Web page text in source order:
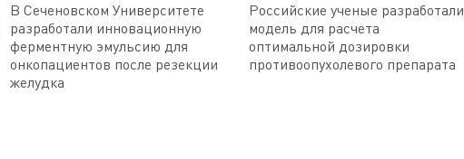
В Сеченовском Университете
разработали инновационную
ферментную эмульсию для
онкопациентов после резекции
желудка
Российские ученые разработали
модель для расчета
оптимальной дозировки
противоопухолевого препарата